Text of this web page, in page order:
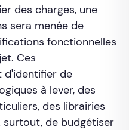
des charges, une
sera menée de
fonctionnelles
Ces
de
à lever, des
des librairies
surtout, de budgétiser